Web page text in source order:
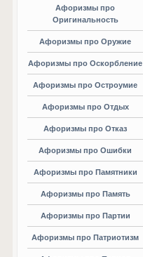
Афоризмы про
Оригинальность
Афоризмы про Оружие
Афоризмы про Оскорбление
Афоризмы про Остроумие
Афоризмы про Отдых
Афоризмы про Отказ
Афоризмы про Ошибки
Афоризмы про Памятники
Афоризмы про Память
Афоризмы про Партии
Афоризмы про Патриотизм